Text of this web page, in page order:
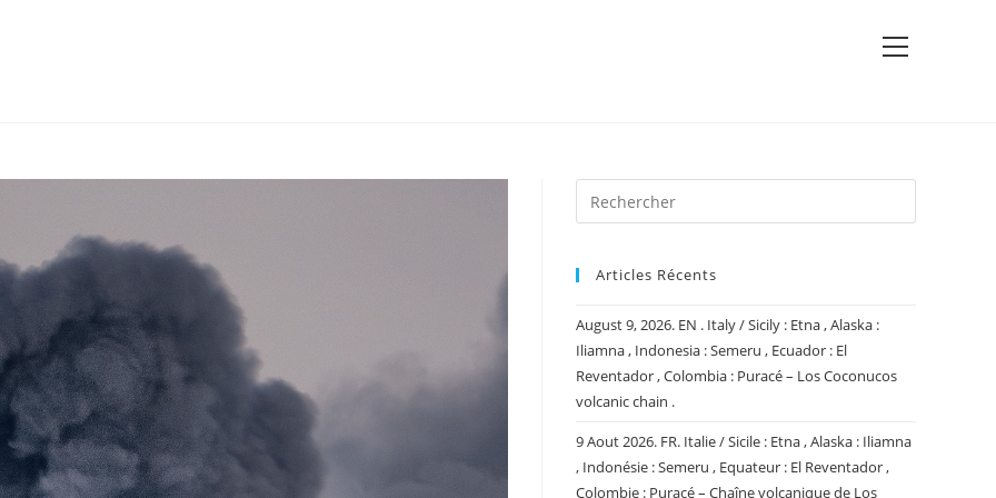
View
Articles Récents
August 9, 2026. EN . Italy / Sicily : Etna , Alaska :
Iliamna , Indonesia : Semeru , Ecuador : El
Reventador , Colombia : Puracé – Los Coconucos
volcanic chain .
9 Aout 2026. FR. Italie / Sicile : Etna , Alaska : Iliamna
, Indonésie : Semeru , Equateur : El Reventador ,
Colombie : Puracé – Chaîne volcanique de Los